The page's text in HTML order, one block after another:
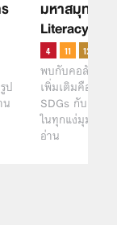
ป
น
มหาสมุทรม
Literacy
พบกับคอลัมน์
เพิ่มเติมคือปรับ
SDGs กับการ
ในทุกแง่มุม
อ่าน